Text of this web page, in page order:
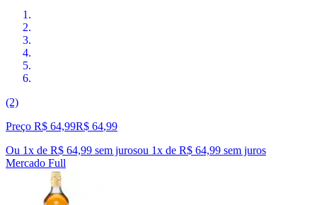
(2)
Preço R$ 64,99R$ 64,99
Ou 1x de R$ 64,99 sem jurosou 1x de R$ 64,99 sem juros
Mercado Full